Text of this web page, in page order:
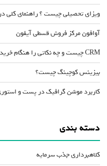
ویزای تحصیلی چیست ؟ راهنمای کلی
آوافون مرکز فروش قسطی آیفون
CRM چیست و چه نکاتی را هنگام خرید CRM باید رعایت کرد؟
بیزینس کوچینگ چیست؟
کاربرد موشن گرافیک در پست و
دسته بندی
کلاهبرداری جذب سرمایه